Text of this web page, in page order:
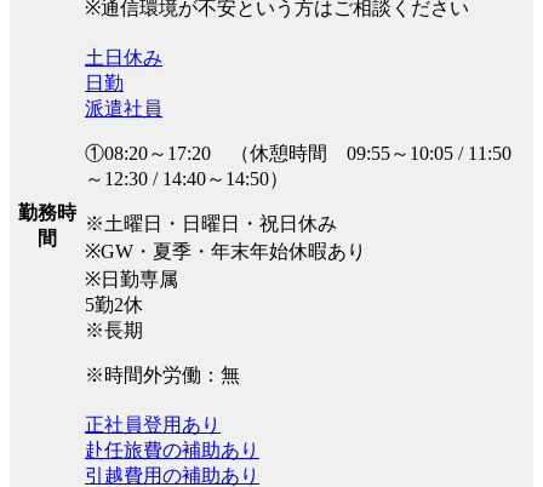
※通信環境が不安という方はご相談ください
勤務時
間
土日休み
日勤
派遣社員
①08:20～17:20 （休憩時間 09:55～10:05 / 11:50
～12:30 / 14:40～14:50）
※土曜日・日曜日・祝日休み
※GW・夏季・年末年始休暇あり
※日勤専属
5勤2休
※長期
※時間外労働：無
正社員登用あり
赴任旅費の補助あり
引越費用の補助あり